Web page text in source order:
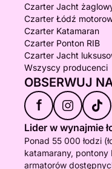
Czarter Jacht
Czarter Łódź
Czarter Katamaran
Czarter Ponton RIB
Czarter Jacht
Wszyscy producenci
OBSERWUJ
f
Lider w wynajmie
Ponad 55 000 łodzi
katamarany, pontony
armatorów